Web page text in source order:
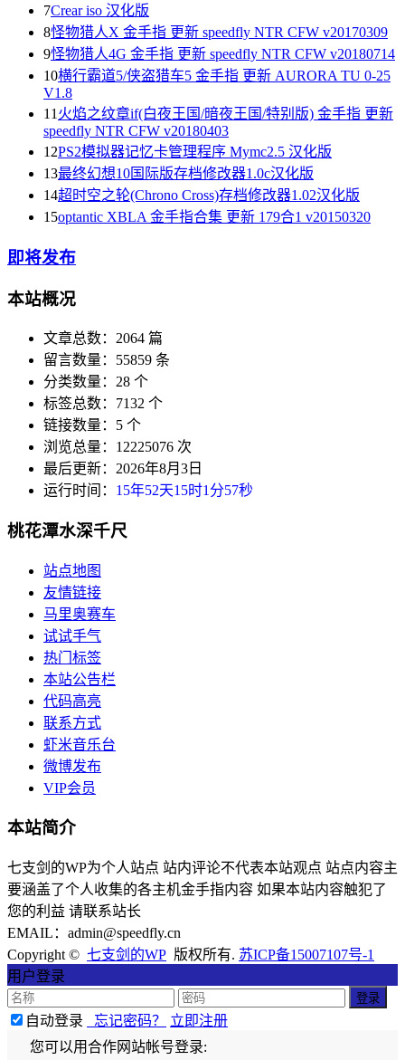
7Crear iso 汉化版
8怪物猎人X 金手指 更新 speedfly NTR CFW v20170309
9怪物猎人4G 金手指 更新 speedfly NTR CFW v20180714
10横行霸道5/侠盗猎车5 金手指 更新 AURORA TU 0-25
V1.8
11 火焰之纹章if(白夜王国/暗夜王国/特别版) 金手指 更新
speedfly NTR CFW v20180403
12PS2模拟器记忆卡管理程序 Mymc2.5 汉化版
13最终幻想10国际版存档修改器1.0c汉化版
14超时空之轮(Chrono Cross)存档修改器1.02汉化版
15optantic XBLA 金手指合集 更新 179合1 v20150320
即将发布
本站概况
文章总数：2064 篇
留言数量：55859 条
分类数量：28 个
标签总数：7132 个
链接数量：5 个
浏览总量：12225076 次
最后更新：2026年8月3日
运行时间： 15年52天15时1分57秒
桃花潭水深千尺
站点地图
友情链接
马里奥赛车
试试手气
热门标签
本站公告栏
代码高亮
联系方式
虾米音乐台
微博发布
VIP会员
本站简介
七支剑的WP为个人站点 站内评论不代表本站观点 站点内容主
要涵盖了个人收集的各主机金手指内容 如果本站内容触犯了
您的利益 请联系站长
EMAIL：admin@speedfly.cn
Copyright © 七支剑的WP 版权所有. 苏ICP备15007107号-1
用户登录
自动登录 忘记密码？
立即注册
您可以用合作网站帐号登录: